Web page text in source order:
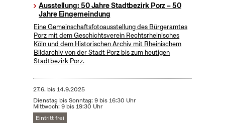
Ausstellung: 50 Jahre Stadtbezirk Porz – 50
Jahre Eingemeindung
Eine Gemeinschaftsfotoausstellung des Bürgeramtes
Porz mit dem Geschichtsverein Rechtsrheinisches
Köln und dem Historischen Archiv mit Rheinischem
Bildarchiv von der Stadt Porz bis zum heutigen
Stadtbezirk Porz.
27.6. bis14.9.2025
Dienstag bis Sonntag: 9 bis 16:30 Uhr
Mittwoch: 9 bis 19:30 Uhr
Eintritt frei